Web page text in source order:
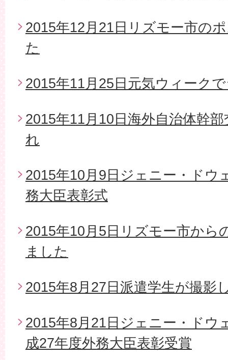
2015年12月21日リズモー市の
た
2015年11月25日元気ウィーク
2015年11月10日海外自治体幹
れ
2015年10月9日ジェニー・ドウ
務大臣表彰式
2015年10月5日リズモー市から
ました
2015年8月27日派遣学生が撮影
2015年8月21日ジェニー・ドウ
成27年度外務大臣表彰受賞